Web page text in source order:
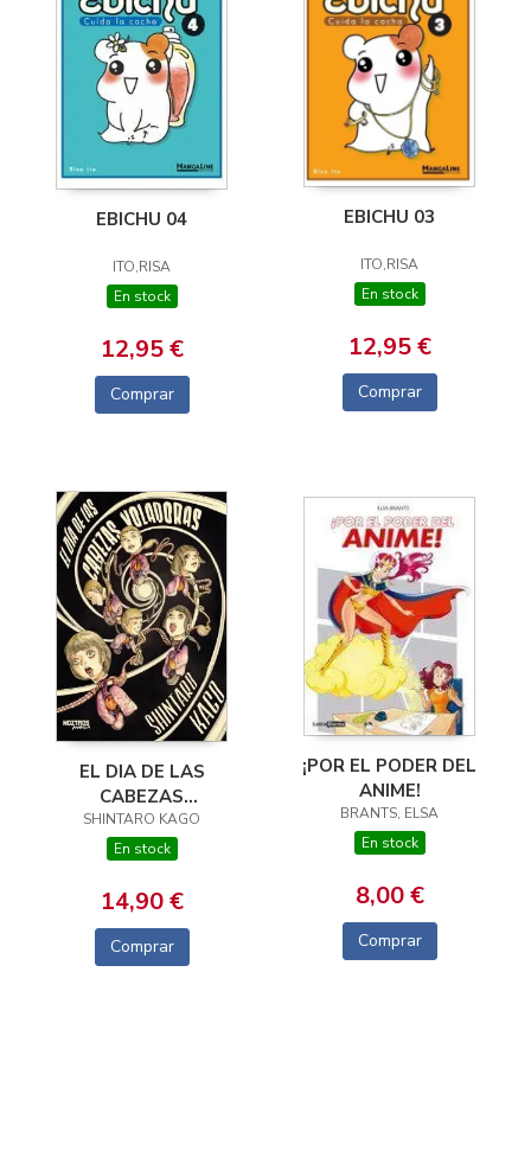
EBICHU 04
ITO,RISA
En stock
12,95 €
Comprar
EBICHU 03
ITO,RISA
En stock
12,95 €
Comprar
EL DIA DE LAS
CABEZAS
VOLADORAS
SHINTARO KAGO
En stock
14,90 €
Comprar
¡POR EL PODER DEL
ANIME!
BRANTS, ELSA
En stock
8,00 €
Comprar